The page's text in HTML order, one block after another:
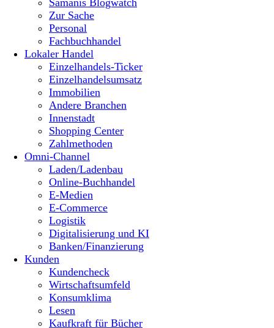
Samanis Blogwatch
Zur Sache
Personal
Fachbuchhandel
Lokaler Handel
Einzelhandels-Ticker
Einzelhandelsumsatz
Immobilien
Andere Branchen
Innenstadt
Shopping Center
Zahlmethoden
Omni-Channel
Laden/Ladenbau
Online-Buchhandel
E-Medien
E-Commerce
Logistik
Digitalisierung und KI
Banken/Finanzierung
Kunden
Kundencheck
Wirtschaftsumfeld
Konsumklima
Lesen
Kaufkraft für Bücher